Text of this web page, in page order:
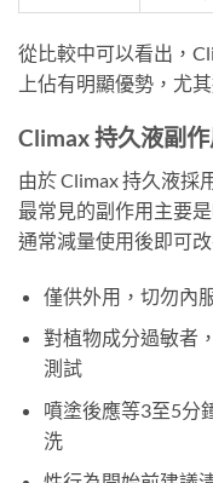
從比較中可以看出，
上佔有明顯優勢，尤
Climax 持久液副
由於 Climax 持久液採
最常見的副作用主要
通常減量使用後即可
僅供外用，切勿內
對植物成分過敏者
測試
噴塗後應等3至5分
洗